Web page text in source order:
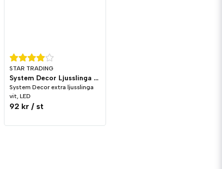
STAR TRADING
System Decor Ljusslinga LED Vit
System Decor extra ljusslinga
vit, LED
92 kr / st